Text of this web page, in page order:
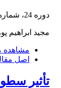
دوره 24، شماره 2، تابستان 1401، صفحه
مجید ابراهیم
مشاهده
اصل
تأثیر